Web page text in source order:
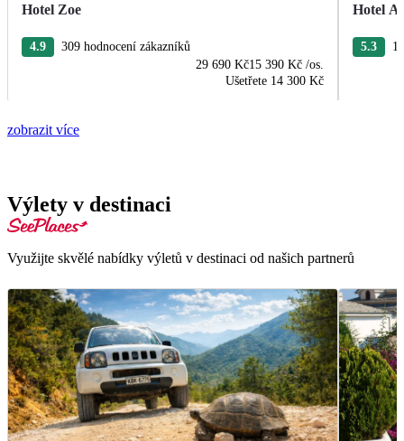
Hotel Zoe
4.9
309 hodnocení zákazníků
29 690 Kč15 390 Kč /os.
Ušetřete 14 300 Kč
Hotel
5.3
zobrazit více
Výlety v destinaci
Využijte skvělé nabídky výletů v destinaci od našich partnerů